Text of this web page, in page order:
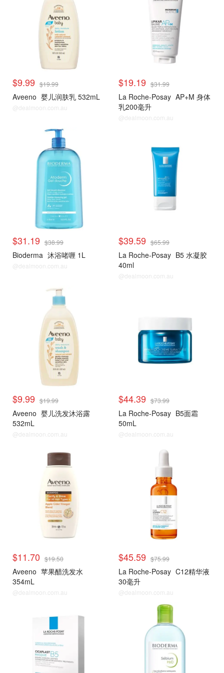
$9.99 $19.99
Aveeno 婴儿润肤乳 532mL
@dealmoon.com.au
$19.19 $31.99
La Roche-Posay AP+M 身体
乳200毫升
@dealmoon.com.au
$31.19 $38.99
Bioderma 沐浴啫喱 1L
@dealmoon.com.au
$39.59 $65.99
La Roche-Posay B5 水凝胶
40ml
@dealmoon.com.au
$9.99 $19.99
Aveeno 婴儿洗发沐浴露
532mL
@dealmoon.com.au
$44.39 $73.99
La Roche-Posay B5面霜
50mL
@dealmoon.com.au
$11.70 $19.50
Aveeno 苹果醋洗发水
354mL
@dealmoon.com.au
$45.59 $75.99
La Roche-Posay C12精华液
30毫升
@dealmoon.com.au